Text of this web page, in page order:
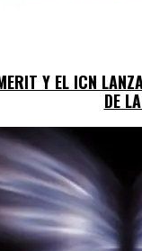
Y EL ICN
DE